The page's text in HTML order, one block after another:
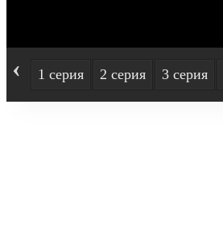
‹ 1 серия 2 серия 3 серия